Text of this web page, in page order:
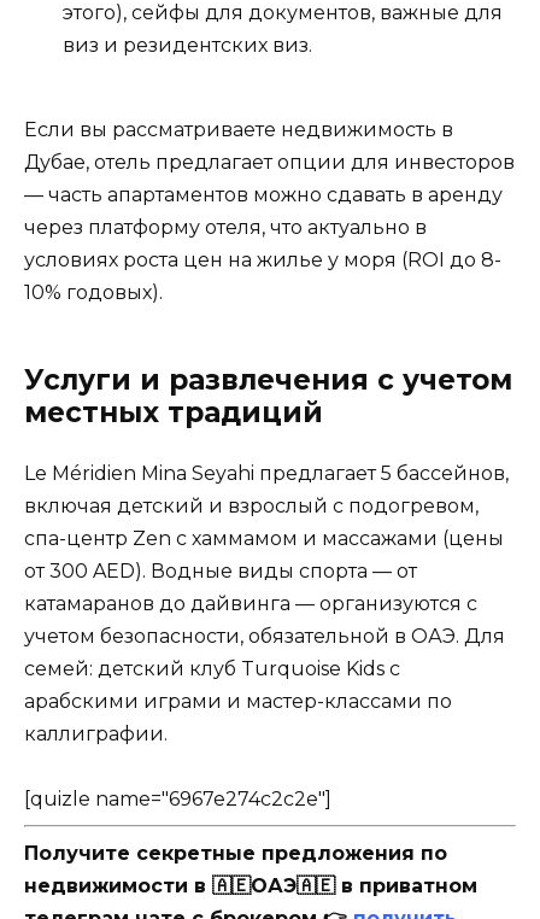
этого), сейфы для документов, важные для
виз и резидентских виз.
Если вы рассматриваете недвижимость в
Дубае, отель предлагает опции для инвесторов
— часть апартаментов можно сдавать в аренду
через платформу отеля, что актуально в
условиях роста цен на жилье у моря (ROI до 8-
10% годовых).
Услуги и развлечения с учетом
местных традиций
Le Méridien Mina Seyahi предлагает 5 бассейнов,
включая детский и взрослый с подогревом,
спа-центр Zen с хаммамом и массажами (цены
от 300 AED). Водные виды спорта — от
катамаранов до дайвинга — организуются с
учетом безопасности, обязательной в ОАЭ. Для
семей: детский клуб Turquoise Kids с
арабскими играми и мастер-классами по
каллиграфии.
[quizle name="6967e274c2c2e"]
Получите секретные предложения по
недвижимости в 🇦🇪ОАЭ🇦🇪 в приватном